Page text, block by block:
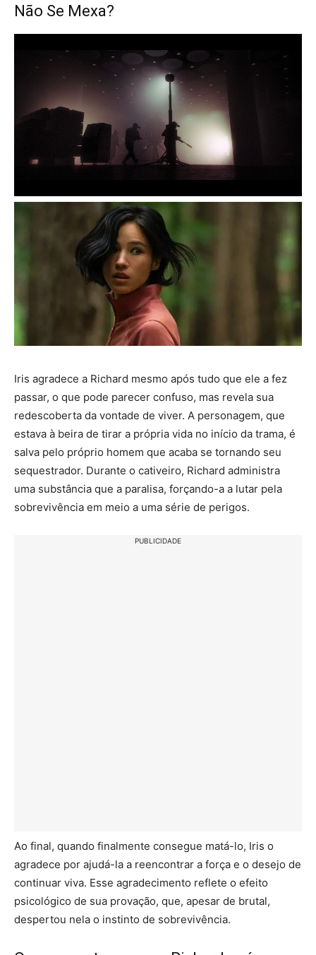
Não Se Mexa?
Iris agradece a Richard mesmo após tudo que ele a fez
passar, o que pode parecer confuso, mas revela sua
redescoberta da vontade de viver. A personagem, que
estava à beira de tirar a própria vida no início da trama, é
salva pelo próprio homem que acaba se tornando seu
sequestrador. Durante o cativeiro, Richard administra
uma substância que a paralisa, forçando-a a lutar pela
sobrevivência em meio a uma série de perigos.
PUBLICIDADE
Ao final, quando finalmente consegue matá-lo, Iris o
agradece por ajudá-la a reencontrar a força e o desejo de
continuar viva. Esse agradecimento reflete o efeito
psicológico de sua provação, que, apesar de brutal,
despertou nela o instinto de sobrevivência.